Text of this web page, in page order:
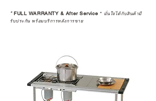
*FULL WARRANTY & After Service * มั่นใจได้กับสินค้ามี
รับประกัน พร้อมบริการหลังการขาย